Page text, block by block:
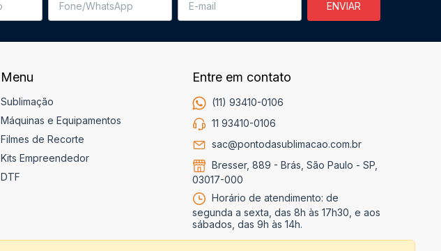
Menu
Sublimação
Máquinas e Equipamentos
Filmes de Recorte
Kits Empreendedor
DTF
Entre em contato
(11) 93410-0106
11 93410-0106
sac@pontodasublimacao.com.br
Bresser, 889 - Brás, São Paulo - SP,
03017-000
Horário de atendimento: de
segunda a sexta, das 8h às 17h30, e aos
sábados, das 9h às 14h.